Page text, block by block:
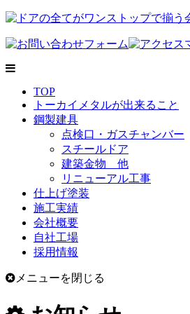
TOP
トーカイメタルが出来ること
鋼製建具
点検口・ガスチャンバー
スチールドア
建築金物 他
リニューアル工事
仕上げ塗装
施工実績
会社概要
自社工場
採用情報
メニューを閉じる